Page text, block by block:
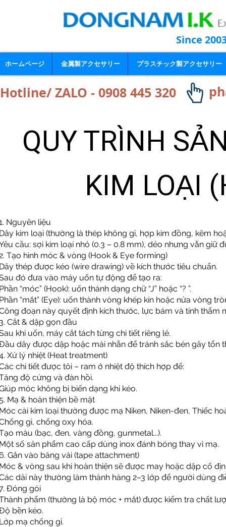
Since
ホームページ 金属製アクセサリー プラスチック製アクセサリー
Hotline/ ZALO - 0908 445 320
QUY TRÌNH
KIM LOẠI
Nguyên liệu
kim loại (thường là thép không gỉ, hợp kim đồng, kẽm
cầu: sợi kim loại nhỏ (0.3 – 0.8 mm), dẻo nhưng vẫn giữ
Tạo hình móc & vòng (Hook & Eye forming)
thép được kéo (wire drawing) về kích thước tiêu chuẩn.
đó đưa vào máy uốn tự động để tạo ra:
“móc” (Hook): uốn thành dạng chữ “J” hoặc “? ”.
“mắt” (Eye): uốn thành vòng khép kín hoặc nửa vòng
đoạn này quyết định kích thước, lực bám và tính thẩm
Cắt & dập gọn đầu
khi uốn, máy cắt tách từng chi tiết riêng lẻ.
dây được dập hoặc mài nhẵn để tránh sắc bén gây tổn
Xử lý nhiệt (Heat treatment)
chi tiết được tôi – ram ở nhiệt độ thích hợp để:
độ cứng và đàn hồi.
móc không bị biến dạng khi kéo.
Mạ & hoàn thiện bề mặt
cài kim loại thường được mạ Niken, Niken-đen, Thiếc
gỉ, chống oxy hóa.
màu (bạc, đen, vàng đồng, gunmetal...).
số sản phẩm cao cấp dùng inox đánh bóng thay vì mạ.
Gắn vào băng vải (tape attachment)
& vòng sau khi hoàn thiện sẽ được may hoặc dập cố
dải này thường làm thành hàng 2–3 lớp để người dùng
Đóng gói
phẩm (thường là bộ móc + mắt) được kiểm tra chất
bền kéo.
mạ chống gỉ.